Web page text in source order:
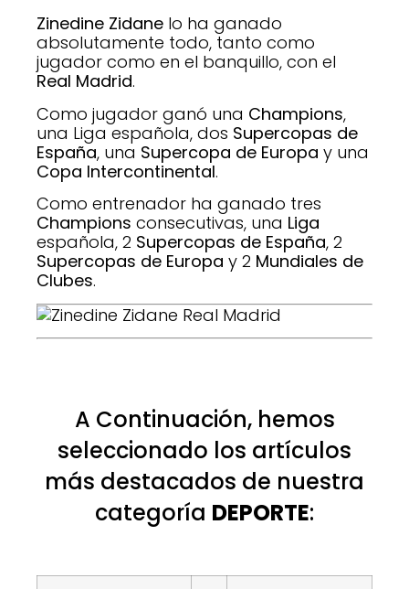
Zinedine Zidane lo ha ganado
absolutamente todo, tanto como
jugador como en el banquillo, con el
Real Madrid.
Como jugador ganó una Champions,
una Liga española, dos Supercopas de
España, una Supercopa de Europa y una
Copa Intercontinental.
Como entrenador ha ganado tres
Champions consecutivas, una Liga
española, 2 Supercopas de España, 2
Supercopas de Europa y 2 Mundiales de
Clubes.
A Continuación, hemos
seleccionado los artículos
más destacados de nuestra
categoría DEPORTE: